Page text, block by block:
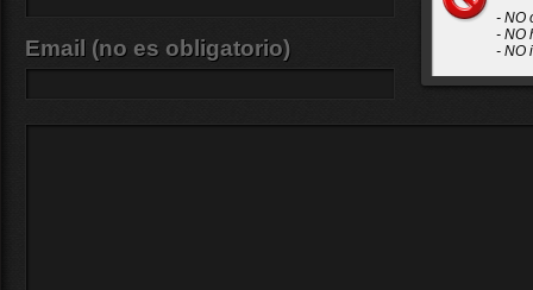
- NO
- NO
- NO
Email (no es obligatorio)